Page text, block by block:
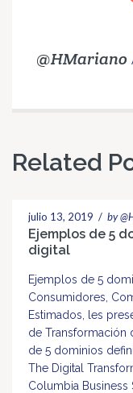
@HMariano
Related
julio 13, 2019 / by
Ejemplos de 5
digital
Ejemplos de 5
Consumidores,
Estimados, les
de Transformación
de 5 dominios
The Digital
Columbia Business